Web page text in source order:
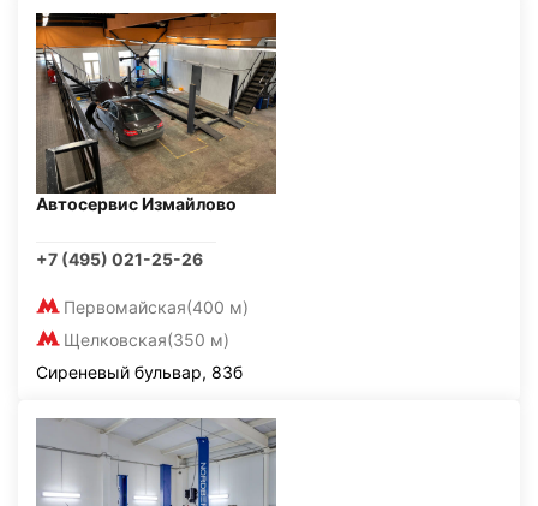
Автосервис Измайлово
+7 (495) 021-25-26
Первомайская(400 м)
Щелковская(350 м)
Сиреневый бульвар, 83б